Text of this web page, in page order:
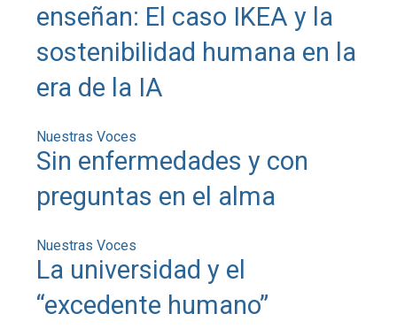
enseñan: El caso IKEA y la
sostenibilidad humana en la
era de la IA
Nuestras Voces
Sin enfermedades y con
preguntas en el alma
Nuestras Voces
La universidad y el
“excedente humano”